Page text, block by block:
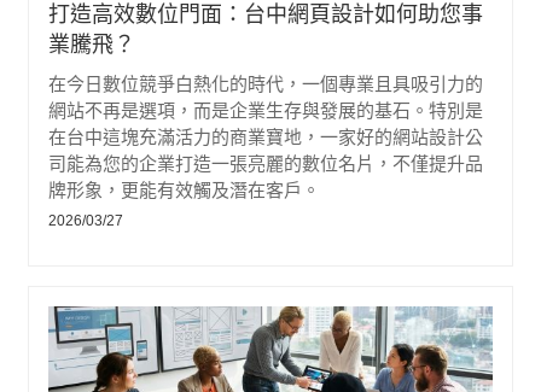
打造高效數位門面：台中網頁設計如何助您事
業騰飛？
在今日數位競爭白熱化的時代，一個專業且具吸引力的
網站不再是選項，而是企業生存與發展的基石。特別是
在台中這塊充滿活力的商業寶地，一家好的網站設計公
司能為您的企業打造一張亮麗的數位名片，不僅提升品
牌形象，更能有效觸及潛在客戶。
2026/03/27